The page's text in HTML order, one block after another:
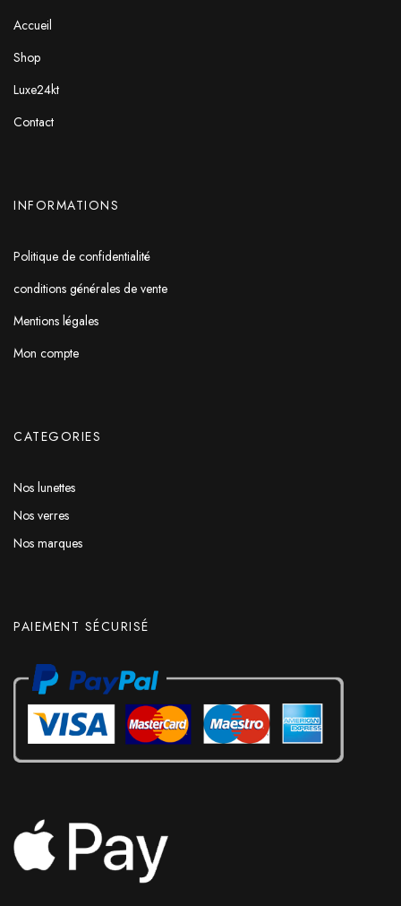
Accueil
Shop
Luxe24kt
Contact
INFORMATIONS
Politique de confidentialité
conditions générales de vente
Mentions légales
Mon compte
CATEGORIES
Nos lunettes
Nos verres
Nos marques
PAIEMENT SÉCURISÉ